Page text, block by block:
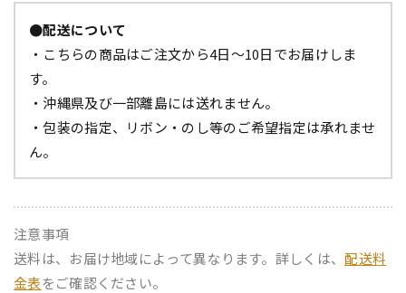
●配送について
・こちらの商品はご注文から4日～10日でお届けしま
す。
・沖縄県及び一部離島には送れません。
・包装の指定、リボン・のし等のご希望指定は承れませ
ん。
注意事項
送料は、お届け地域によって異なります。詳しくは、配送料
金表をご確認ください。